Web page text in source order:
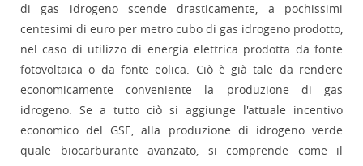
di gas idrogeno scende drasticamente, a pochissimi
centesimi di euro per metro cubo di gas idrogeno prodotto,
nel caso di utilizzo di energia elettrica prodotta da fonte
fotovoltaica o da fonte eolica. Ciò è già tale da rendere
economicamente conveniente la produzione di gas
idrogeno. Se a tutto ciò si aggiunge l'attuale incentivo
economico del GSE, alla produzione di idrogeno verde
quale biocarburante avanzato, si comprende come il